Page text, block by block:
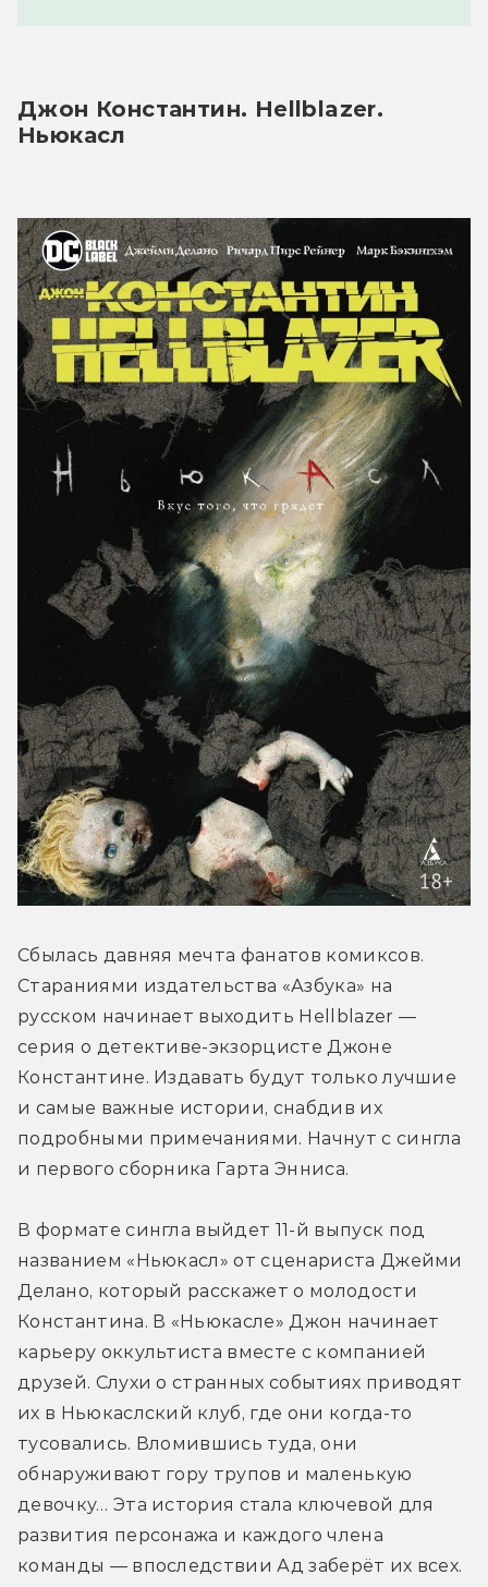
Джон Константин. Hellblazer.
Ньюкасл
Сбылась давняя мечта фанатов комиксов.
Стараниями издательства «Азбука» на
русском начинает выходить Hellblazer —
серия о детективе-экзорцисте Джоне
Константине. Издавать будут только лучшие
и самые важные истории, снабдив их
подробными примечаниями. Начнут с сингла
и первого сборника Гарта Энниса.
В формате сингла выйдет 11-й выпуск под
названием «Ньюкасл» от сценариста Джейми
Делано, который расскажет о молодости
Константина. В «Ньюкасле» Джон начинает
карьеру оккультиста вместе с компанией
друзей. Слухи о странных событиях приводят
их в Ньюкаслский клуб, где они когда-то
тусовались. Вломившись туда, они
обнаруживают гору трупов и маленькую
девочку… Эта история стала ключевой для
развития персонажа и каждого члена
команды — впоследствии Ад заберёт их всех.